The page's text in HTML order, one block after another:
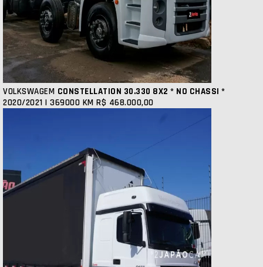
VOLKSWAGEM CONSTELLATION 30.330 8X2 * NO CHASSI *
2020/2021 | 369000 KM R$ 468.000,00